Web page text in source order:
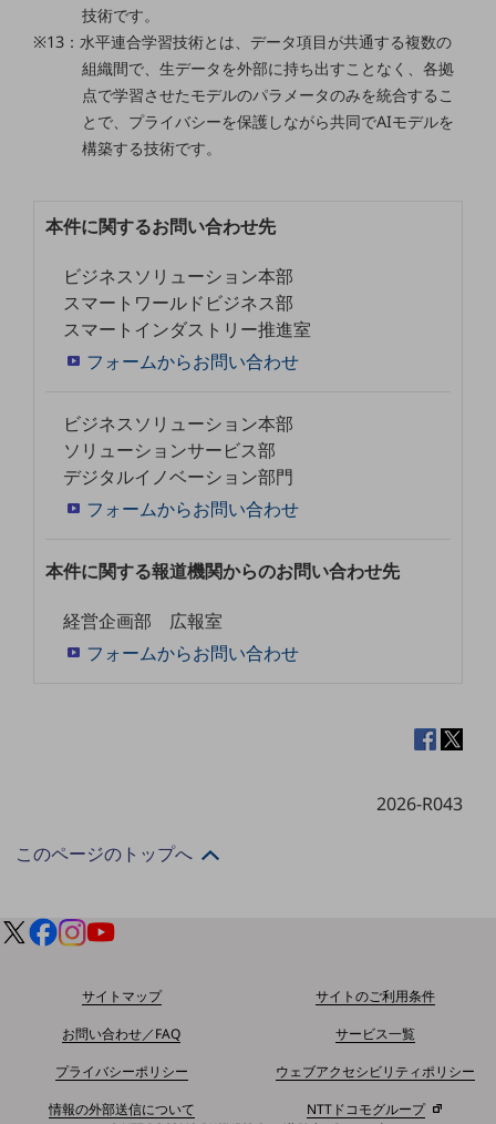
社長からのご挨拶
グループ会社
ニュースルームTOP
ニュースリリース
地域からの発表
社外からの評価実績
サステナビリティ
サステナビリティTOP
NTTドコモビジネスグループのサステナビリティ
経営情報
基礎的電気通信役務損益明細表
新卒採用
広告・協賛
技術です。
※13：水平連合学習技術とは、データ項目が共通する複数の
組織間で、生データを外部に持ち出すことなく、各拠
点で学習させたモデルのパラメータのみを統合するこ
とで、プライバシーを保護しながら共同でAIモデルを
構築する技術です。
本件に関するお問い合わせ先
ビジネスソリューション本部
スマートワールドビジネス部
スマートインダストリー推進室
フォームからお問い合わせ
ビジネスソリューション本部
ソリューションサービス部
デジタルイノベーション部門
フォームからお問い合わせ
本件に関する報道機関からのお問い合わせ先
経営企画部 広報室
フォームからお問い合わせ
2026-R043
このページのトップへ
サイトマップ
サイトのご利用条件
お問い合わせ／FAQ
サービス一覧
プライバシーポリシー
ウェブアクセシビリティポリシー
情報の外部送信について
NTTドコモグループ